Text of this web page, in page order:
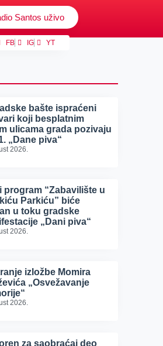
Santos uživo
FB IG YT
bašte ispraćeni
koji besplatnim
ulicama grada pozivaju
„Dane piva“
2026.
program “Zabavilište u
Parkiću” biće
u toku gradske
„Dani piva“
2026.
izložbe Momira
„Osvežavanje
2026.
za saobraćaj deo